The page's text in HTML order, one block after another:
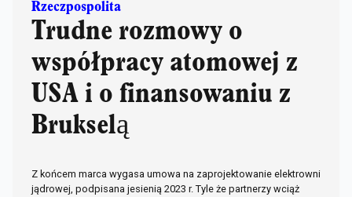
Rzeczpospolita
Trudne rozmowy o
współpracy atomowej z
USA i o finansowaniu z
Brukselą
Z końcem marca wygasa umowa na zaprojektowanie elektrowni
jądrowej, podpisana jesienią 2023 r. Tyle że partnerzy wciąż